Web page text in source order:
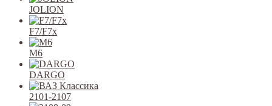
JOLION
F7/F7x
M6
DARGO
2101-2107